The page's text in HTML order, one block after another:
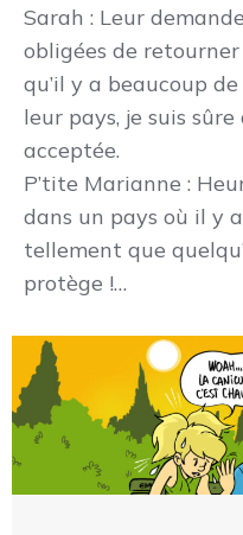
Sarah : Leur
obligées de
qu’il y a beaucoup
leur pays, je suis
acceptée.
P’tite Marianne :
dans un pays où il y
tellement que
protège !…